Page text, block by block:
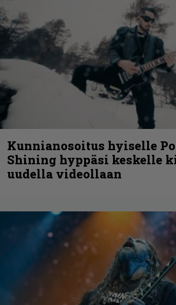
Kunnianosoitus hyiselle
Shining hyppäsi keskelle
uudella videollaan